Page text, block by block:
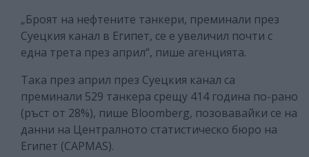
„Броят на нефтените танкери, преминали през
Суецкия канал в Египет, се е увеличил почти с
една трета през април“, пише агенцията.
Така през април през Суецкия канал са
преминали 529 танкера срещу 414 година по-рано
(ръст от 28%), пише Bloomberg, позовавайки се на
данни на Централното статистическо бюро на
Египет (CAPMAS).